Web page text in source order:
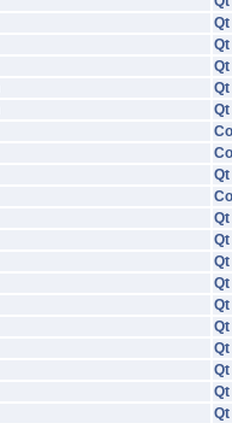
Qt
Qt
Qt
Qt
Qt
Qt
Qt
Qt
Qt
Qt
Qt
Qt
Qt
Qt
Qt
Qt